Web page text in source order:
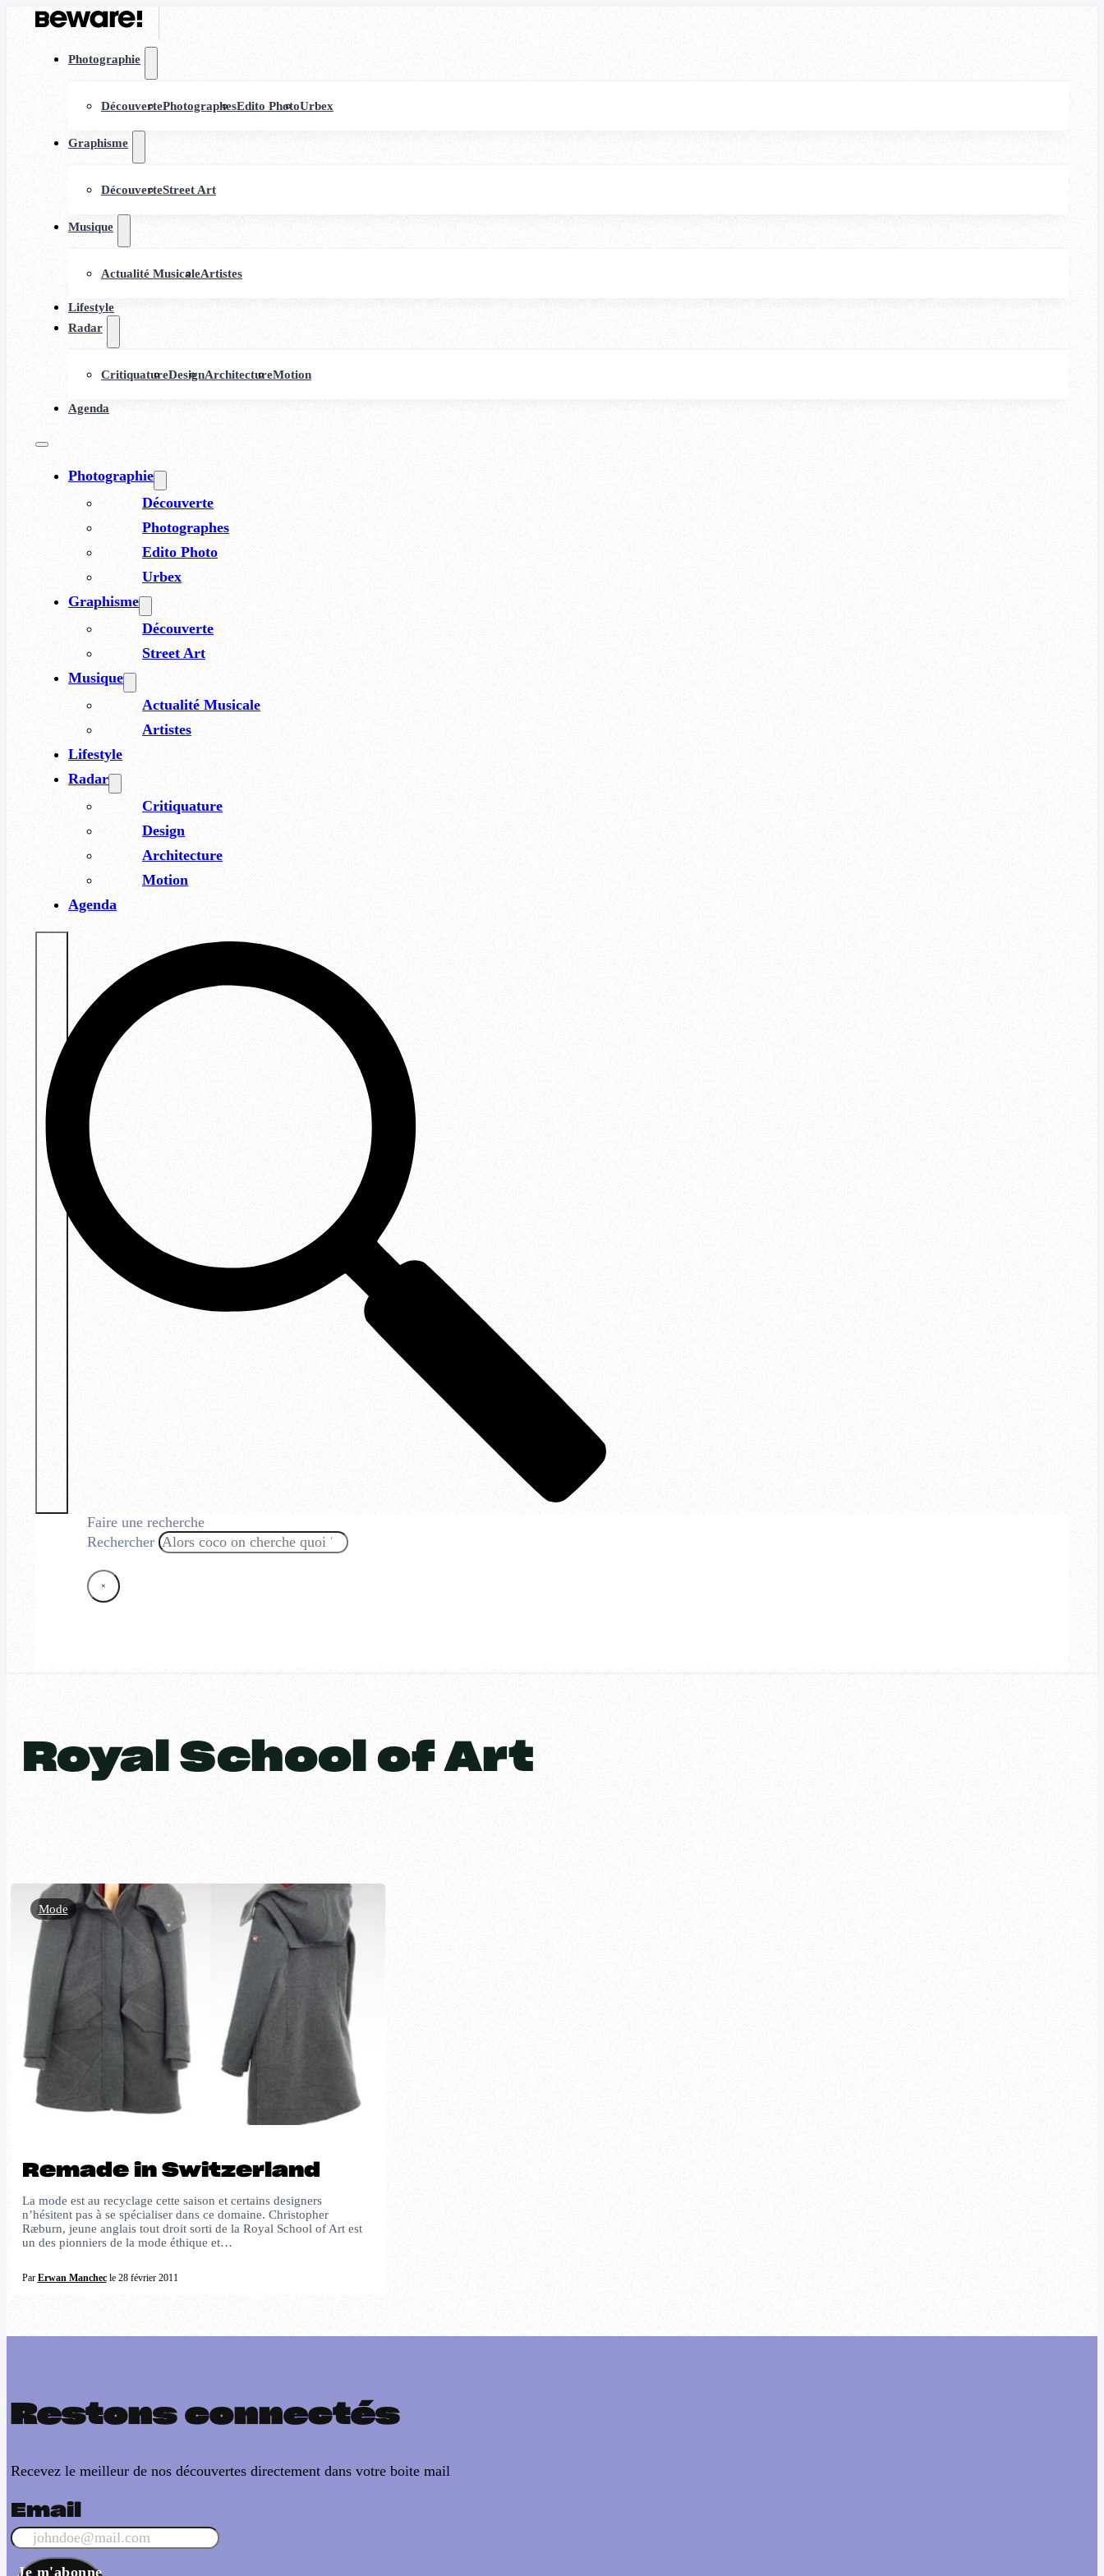
Photographie
DécouvertePhotographesEdito PhotoUrbex
Graphisme
DécouverteStreet Art
Musique
Actualité MusicaleArtistes
Lifestyle
Radar
CritiquatureDesignArchitectureMotion
Agenda
Photographie
Découverte
Photographes
Edito Photo
Urbex
Graphisme
Découverte
Street Art
Musique
Actualité Musicale
Artistes
Lifestyle
Radar
Critiquature
Design
Architecture
Motion
Agenda
Faire une recherche
Rechercher
×
Royal School of Art
Remade in Switzerland
La mode est au recyclage cette saison et certains designers
n’hésitent pas à se spécialiser dans ce domaine. Christopher
Ræburn, jeune anglais tout droit sorti de la Royal School of Art est
un des pionniers de la mode éthique et…
Par Erwan Manchecle 28 février 2011
Mode
Restons connectés
Recevez le meilleur de nos découvertes directement dans votre boite mail
Email
Je m'abonne